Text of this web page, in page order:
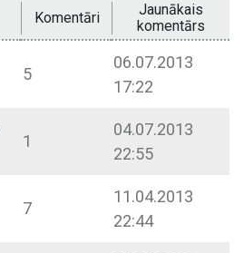
Komentāri
Jaunākais
komentārs
5
06.07.2013
17:22
1
04.07.2013
22:55
7
11.04.2013
22:44